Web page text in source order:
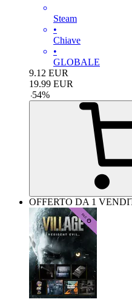
Steam
•
Chiave
•
GLOBALE
9.12 EUR
19.99 EUR
-54%
OFFERTO DA 1